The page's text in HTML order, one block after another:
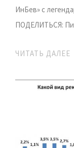
ИнБев» с
ПОДЕЛИТЬСЯ:
ЧИТАТЬ ДАЛЕЕ